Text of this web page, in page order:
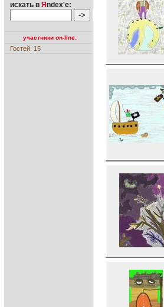
искать в Я ndex'е:
участники on-line:
Гостей: 15